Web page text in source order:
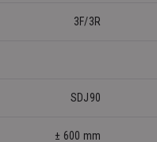
3F/3R
SDJ90
± 600 mm